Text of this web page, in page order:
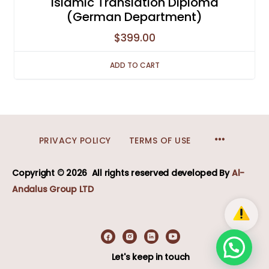
(German Department)
$399.00
ADD TO CART
PRIVACY POLICY TERMS OF USE
Copyright © 2026 All rights reserved developedByAl-
Andalus Group LTD
Let's keep in touch